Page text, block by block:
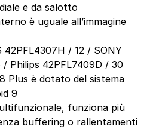
e da salotto
è uguale all’immagine
42PFL4307H / 12 / SONY
/ Philips 42PFL7409D / 30
Plus è dotato del sistema
9
funziona più
buffering o rallentamenti